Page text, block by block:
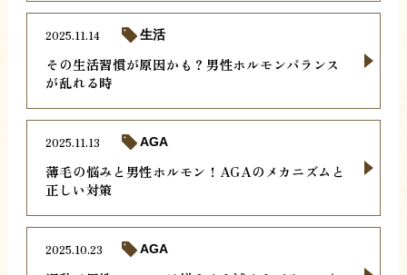
その生活習慣が原因かも？男性ホルモンバランス
が乱れる時
2025.11.14 生活
薄毛の悩みと男性ホルモン！AGAのメカニズムと
正しい対策
2025.11.13 AGA
2025.10.23 AGA